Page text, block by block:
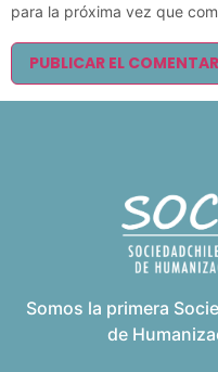
para la próxima vez que
Somos la primera
de